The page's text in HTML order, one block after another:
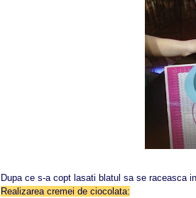
Dupa ce s-a copt lasati blatul sa se raceasca
Realizarea cremei de ciocolata: